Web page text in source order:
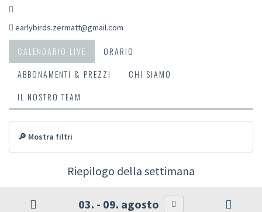
earlybirds.zermatt@gmail.com
CALENDARIO LIVE
ORARIO
ABBONAMENTI & PREZZI
CHI SIAMO
IL NOSTRO TEAM
🔎 Mostra filtri
Riepilogo della settimana
03. - 09. agosto